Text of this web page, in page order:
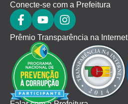
Conecte-se com a Prefeitura
Prêmio Transparência na Internet